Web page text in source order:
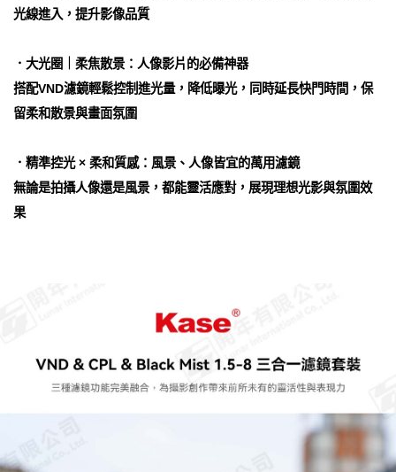
光線進入，提升影像品質
．大光圈｜柔焦散景：人像影片的必備神器
搭配VND濾鏡輕鬆控制進光量，降低曝光，同時延長快門時間，保
留柔和散景與畫面氛圍
．精準控光 × 柔和質感：風景、人像皆宜的萬用濾鏡
無論是拍攝人像還是風景，都能靈活應對，展現理想光影與氛圍效
果